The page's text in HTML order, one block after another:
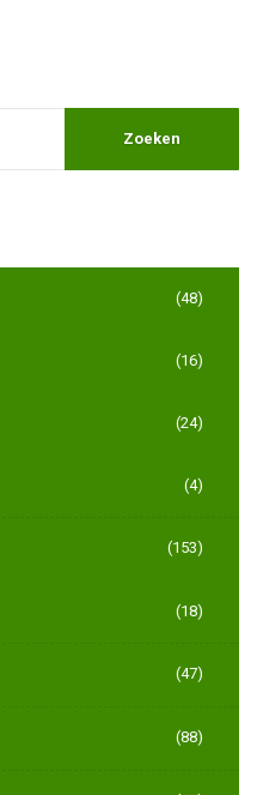
Zoeken
(48)
(16)
(24)
(4)
(153)
(18)
(47)
(88)